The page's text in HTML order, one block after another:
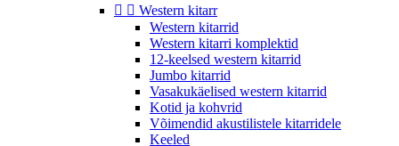
  Western kitarr
Western kitarrid
Western kitarri komplektid
12-keelsed western kitarrid
Jumbo kitarrid
Vasakukäelised western kitarrid
Kotid ja kohvrid
Võimendid akustilistele kitarridele
Keeled